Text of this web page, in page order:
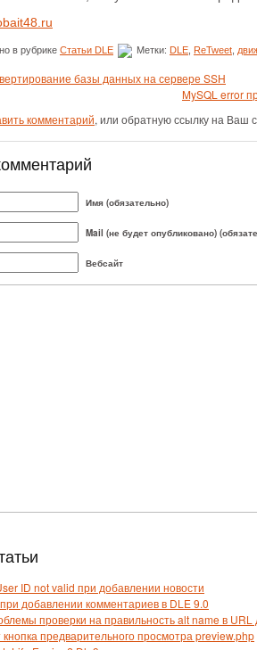
в рубрике Статьи DLE Метки: DLE ReTweet
базы данных на сервере SSH
MySQL error
комментарий, или обратную ссылку на Ваш
Имя (обязательно)
Mail (не будет опубликовано)
Вебсайт
ID not valid при добавлении новости
добавлении комментариев в DLE 9.0
проверки на правильность alt name в URL
предварительного просмотра preview.php